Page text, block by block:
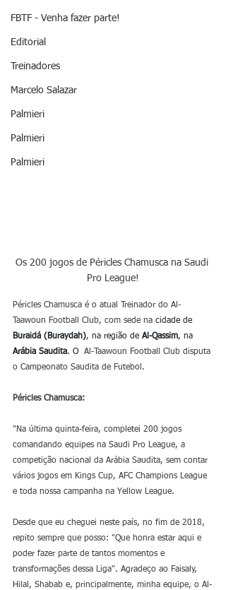
FBTF - Venha fazer parte!
Editorial
Treinadores
Marcelo Salazar
Palmieri
Palmieri
Palmieri
Os 200 jogos de Péricles Chamusca na Saudi
Pro League!
Péricles Chamusca é o atual Treinador do Al-
Taawoun Football Club, com sede na cidade de
Buraidá (Buraydah), na região de Al-Qassim, na
Arábia Saudita. O
Al-Taawoun Football Club disputa
o Campeonato Saudita de Futebol.
Péricles Chamusca:
"Na última quinta-feira, completei 200 jogos
comandando equipes na Saudi Pro League, a
competição nacional da Arábia Saudita, sem contar
vários jogos em Kings Cup, AFC Champions League
e toda nossa campanha na Yellow League.
Desde que eu cheguei neste país, no fim de 2018,
repito sempre que posso: "Que honra estar aqui e
poder fazer parte de tantos momentos e
transformações dessa Liga". Agradeço ao Faisaly,
Hilal, Shabab e, principalmente, minha equipe, o Al-